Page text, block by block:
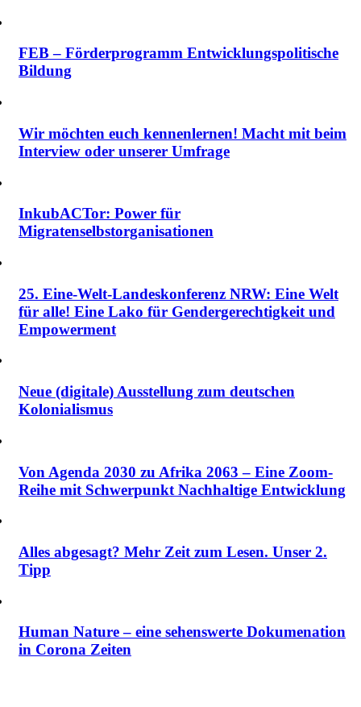
FEB – Förderprogramm Entwicklungspolitische
Bildung
Wir möchten euch kennenlernen! Macht mit beim
Interview oder unserer Umfrage
InkubACTor: Power für
Migratenselbstorganisationen
25. Eine-Welt-Landeskonferenz NRW: Eine Welt
für alle! Eine Lako für Gendergerechtigkeit und
Empowerment
Neue (digitale) Ausstellung zum deutschen
Kolonialismus
Von Agenda 2030 zu Afrika 2063 – Eine Zoom-
Reihe mit Schwerpunkt Nachhaltige Entwicklung
Alles abgesagt? Mehr Zeit zum Lesen. Unser 2.
Tipp
Human Nature – eine sehenswerte Dokumenation
in Corona Zeiten